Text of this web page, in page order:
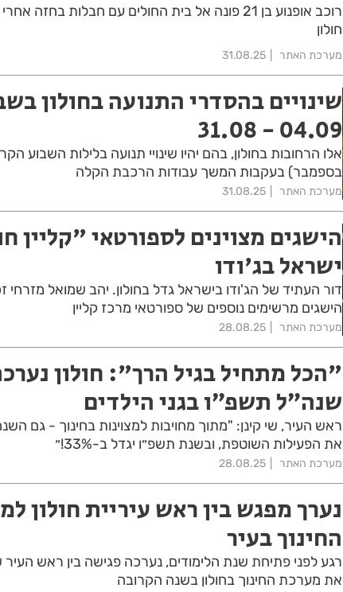
רוכב אופנוע בן 21 פונה אל בית החולים עם חבלות
חולון
מערכת האתר 31.08.25
שינויים בהסדרי התנועה בחולון
04.09 - 31.08
בספמבר) בעקבות המשך עבודות הרכבת הקלה
מערכת האתר 31.08.25
הישגים מצוינים לספורטאי "קליין
ישראל בג'ודו
דור העתיד של הג'ודו בישראל גדל בחולון. יהב שמואל
הישגים מרשימים נוספים של ספורטאי מרכז קליין
מערכת האתר 28.08.25
"הכל מתחיל בגיל הרך": חולון
שנה״ל תשפ״ו בגני הילדים
ראש העיר, שי קינן: "מתוך מחויבות למצוינות בחינוך - גם
את הפעילות השוטפת, ובשנת תשפ״ו יגדל ב-33%!״
מערכת האתר 28.08.25
נערך מפגש בין ראש עיריית חולון
החינוך בעיר
רגע לפני פתיחת שנת הלימודים, נערכה פגישה בין ראש העיר
את מערכת החינוך בחולון בשנה הקרובה